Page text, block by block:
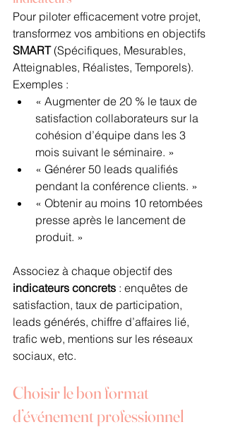
Pour piloter efficacement votre projet,
transformez vos ambitions en objectifs
SMART (Spécifiques, Mesurables,
Atteignables, Réalistes, Temporels).
Exemples :
« Augmenter de 20 % le taux de
satisfaction collaborateurs sur la
cohésion d’équipe dans les 3
mois suivant le séminaire. »
« Générer 50 leads qualifiés
pendant la conférence clients. »
« Obtenir au moins 10 retombées
presse après le lancement de
produit. »
Associez à chaque objectif des
indicateurs concrets : enquêtes de
satisfaction, taux de participation,
leads générés, chiffre d’affaires lié,
trafic web, mentions sur les réseaux
sociaux, etc.
Choisir le bon format
d’événement professionnel